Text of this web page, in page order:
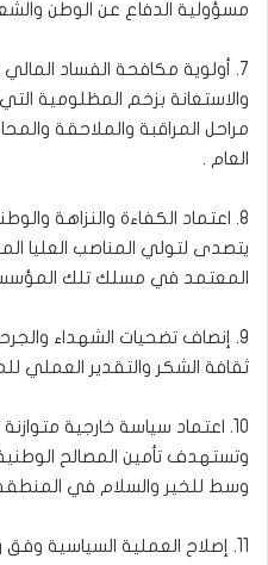
مسؤولية الدفاع عن الوطن
7. أولوية مكافحة الفساد المالي
والاستعانة بزخم المظلومية
مراحل المراقبة والملاحقة
العام .
8. اعتماد الكفاءة والنزاهة
يتصدى لتولي المناصب العليا
المعتمد في مسلك تلك
9. إنصاف تضحيات الشهداء
ثقافة الشكر والتقدير العملي
10. اعتماد سياسة خارجية
وتستهدف تأمين المصالح
وسط للخير والسلام في
11. إصلاح العملية السياسية